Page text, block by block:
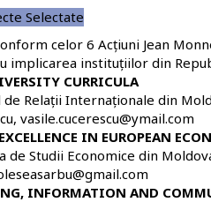
Selectate
celor 6 Acțiuni Jean
implicarea instituțiilor din
CURRICULA
Relații Internaționale din
vasile.cucerescu@ymail.com
IN EUROPEAN
de Studii Economice din
INFORMATION AND